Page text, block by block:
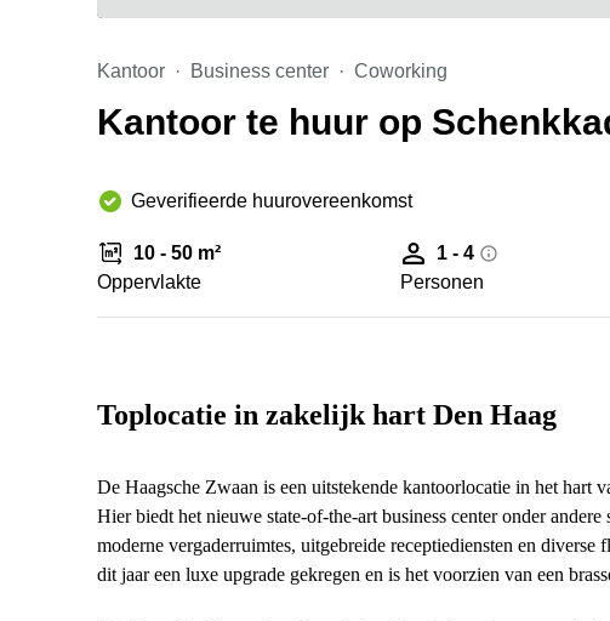
Kantoor Business center Coworking
Kantoor te huur op
Geverifieerde huurovereenkomst
10 - 50 m²
Oppervlakte
1 - 4
Personen
Toplocatie in zakelijk hart Den Haag
De Haagsche Zwaan is een uitstekende kantoorlocatie in het hart
Hier biedt het nieuwe state-of-the-art business center onder
moderne vergaderruimtes, uitgebreide receptiediensten en
dit jaar een luxe upgrade gekregen en is het voorzien van een